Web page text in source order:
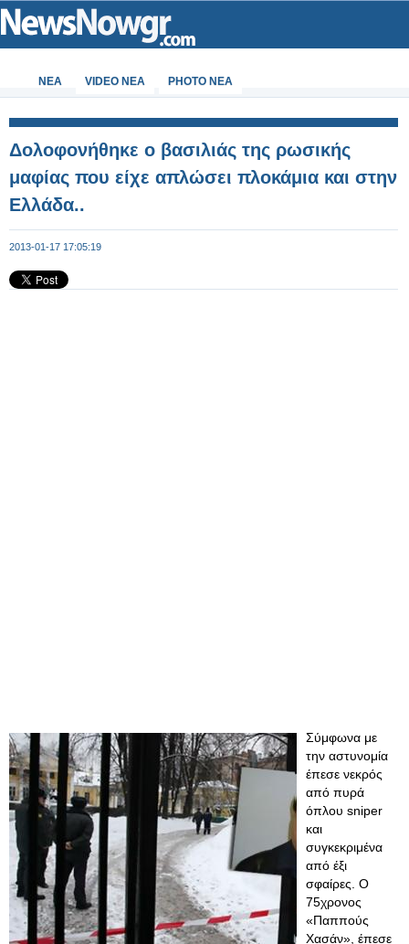
ΝΕΑ VIDEO NEA PHOTO NEA
Δολοφονήθηκε ο βασιλιάς της ρωσικής
μαφίας που είχε απλώσει πλοκάμια και στην
Ελλάδα..
2013-01-17 17:05:19
Σύμφωνα με
την αστυνομία
έπεσε νεκρός
από πυρά
όπλου sniper
και
συγκεκριμένα
από έξι
σφαίρες. Ο
75χρονος
«Παππούς
Χασάν», έπεσε